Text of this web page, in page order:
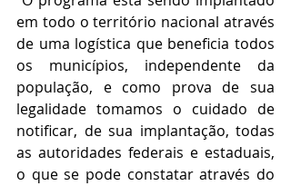
em todo o território nacional através
de uma logística que beneficia todos
os municípios, independente da
população, e como prova de sua
legalidade tomamos o cuidado de
notificar, de sua implantação, todas
as autoridades federais e estaduais,
o que se pode constatar através do